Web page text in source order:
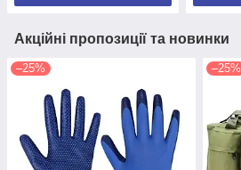
Акційні пропозиції та новинки
–25% –25%